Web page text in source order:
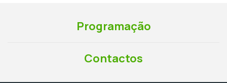
Programação
Contactos